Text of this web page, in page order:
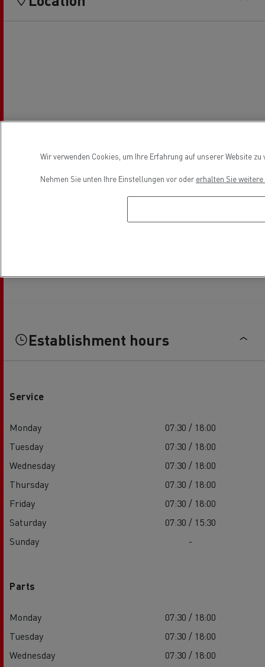
Establishment hours
Service
Monday
07:30 / 18:00
Tuesday
07:30 / 18:00
Wednesday
07:30 / 18:00
Thursday
07:30 / 18:00
Friday
07:30 / 18:00
Saturday
07:30 / 15:30
Sunday
-
Parts
Monday
07:30 / 18:00
Tuesday
07:30 / 18:00
Wednesday
07:30 / 18:00
Wir verwenden Cookies, um Ihre Erfahrung auf unserer Website
Nehmen Sie unten Ihre Einstellungen vor oder erhalten Sie